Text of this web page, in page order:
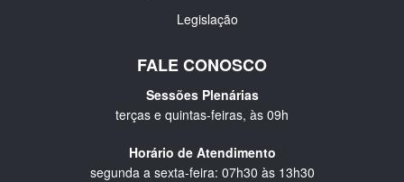
Legislação
FALE CONOSCO
Sessões Plenárias
terças e quintas-feiras, às 09h
Horário de Atendimento
segunda a sexta-feira: 07h30 às 13h30